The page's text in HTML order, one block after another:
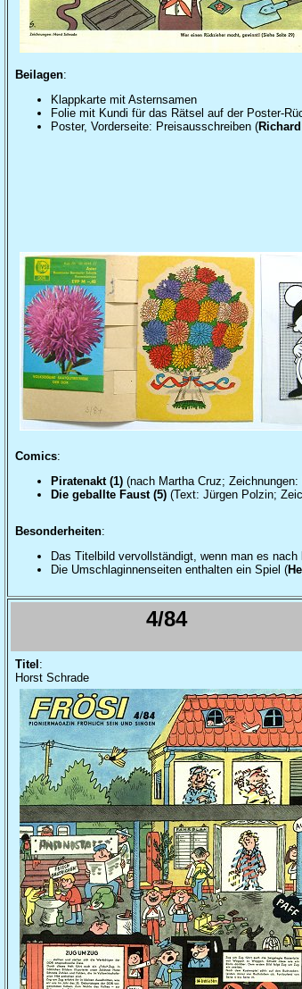
Beilagen:
Klappkarte mit Asternsamen
Folie mit Kundi für das Rätsel auf der Poster-
Poster, Vorderseite: Preisausschreiben (
Comics:
Piratenakt (1) (nach Martha Cruz;
Die geballte Faust (5) (Text: Jürgen Polzin;
Besonderheiten:
Das Titelbild vervollständigt, wenn man es
Die Umschlaginnenseiten enthalten ein Spiel (
4/84
Titel:
Horst Schrade